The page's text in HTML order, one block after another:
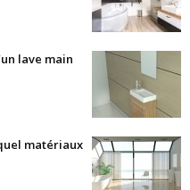
lave main
matériaux